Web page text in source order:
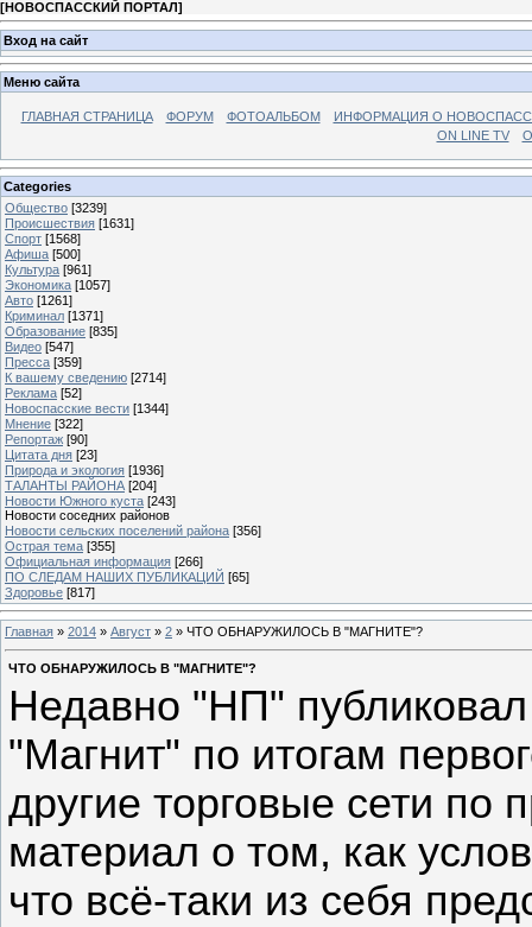
[НОВОСПАССКИЙ ПОРТАЛ]
Вход на сайт
Меню сайта
ГЛАВНАЯ СТРАНИЦА ФОРУМ ФОТОАЛЬБОМ
ИНФОРМАЦИЯ О
ON LINE TV
Categories
Общество [3239]
Происшествия [1631]
Спорт [1568]
Афиша [500]
Культура [961]
Экономика [1057]
Авто [1261]
Криминал [1371]
Образование [835]
Видео [547]
Пресса [359]
К вашему сведению [2714]
Реклама [52]
Новоспасские вести [1344]
Мнение [322]
Репортаж [90]
Цитата дня [23]
Природа и экология [1936]
ТАЛАНТЫ РАЙОНА [204]
Новости Южного куста [243]
Новости соседних районов
Новости сельских поселений района [356]
Острая тема [355]
Официальная информация [266]
ПО СЛЕДАМ НАШИХ ПУБЛИКАЦИЙ [65]
Здоровье [817]
Главная » 2014 » Август » 2 » ЧТО ОБНАРУЖИЛОСЬ В "МАГНИТЕ"?
ЧТО ОБНАРУЖИЛОСЬ В "МАГНИТЕ"?
Недавно "НП"
"Магнит" по итогам
другие торговые сети по
материал о том, как
что всё-таки из себя